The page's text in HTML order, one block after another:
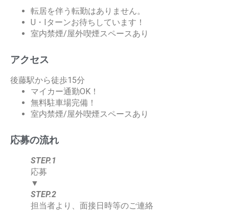
転居を伴う転勤はありません。
U・Iターンお待ちしています！
室内禁煙/屋外喫煙スペースあり
アクセス
後藤駅から徒歩15分
マイカー通勤OK！
無料駐車場完備！
室内禁煙/屋外喫煙スペースあり
応募の流れ
STEP.1
応募
▼
STEP.2
担当者より、面接日時等のご連絡